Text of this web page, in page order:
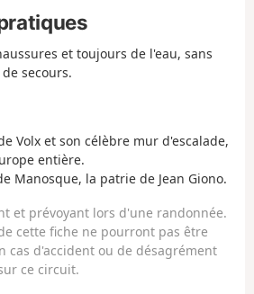
et toujours de l'eau, sans
secours.
Volx et son célèbre mur d'escalade,
entière.
Manosque, la patrie de Jean Giono.
et prévoyant lors d'une randonnée.
cette fiche ne pourront pas être
cas d'accident ou de désagrément
ce circuit.